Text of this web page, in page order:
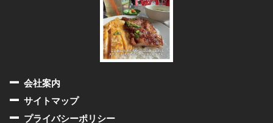
会社案内
サイトマップ
プライバシーポリシー